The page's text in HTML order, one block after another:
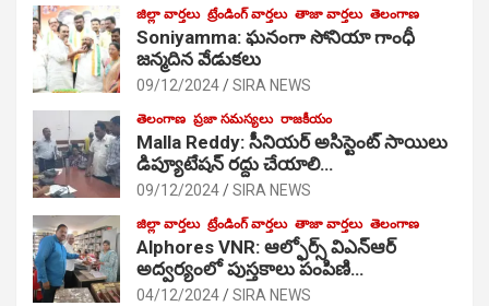
జిల్లా వార్తలు ట్రేండింగ్ వార్తలు తాజా వార్తలు తెలంగాణ
Soniyamma: ఘ‌నంగా సోనియా గాంధీ
జ‌న్మ‌దిన వేడుక‌లు
09/12/2024 SIRA NEWS
తెలంగాణ ప్రజా సమస్యలు రాజకీయం
Malla Reddy: సీనియర్ అసిస్టెంట్ సాయిలు
డిప్యూటేషన్ రద్దు చేయాలి…
09/12/2024 SIRA NEWS
జిల్లా వార్తలు ట్రేండింగ్ వార్తలు తాజా వార్తలు తెలంగాణ
Alphores VNR: ఆల్ఫోర్స్ విఎన్ఆర్
అద్వర్యంలో పుస్తకాలు పంపిణి…
04/12/2024 SIRA NEWS